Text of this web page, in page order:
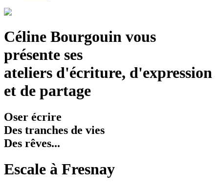
Céline Bourgouin vous
présente ses
ateliers d'écriture, d'expression
et de partage
Oser écrire
Des tranches de vies
Des rêves...
Escale à Fresnay